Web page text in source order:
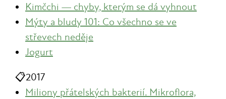
Kimčchi — chyby, kterým se dá vyhnout
Mýty a bludy 101: Co všechno se ve
střevech neděje
Jogurt
📋2017
Miliony přátelských bakterií. Mikroflora,